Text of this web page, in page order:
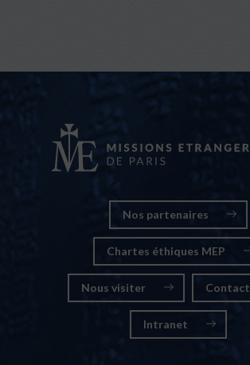
Nos partenaires
Chartes éthiques MEP
Nous visiter Contact
Intranet